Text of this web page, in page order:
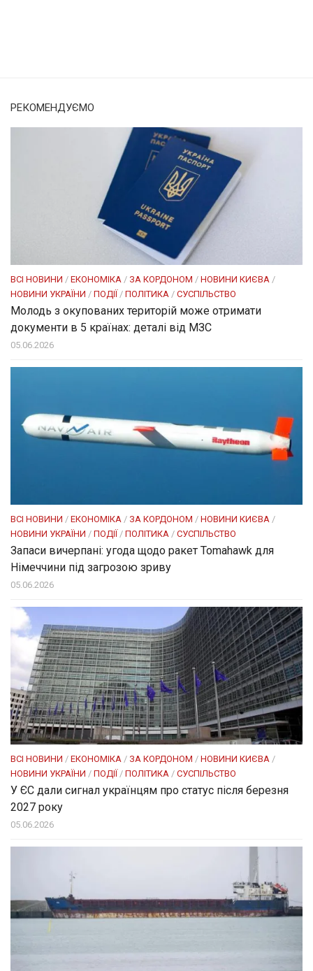
РЕКОМЕНДУЄМО
ВСІ НОВИНИ / ЕКОНОМІКА / ЗА КОРДОНОМ / НОВИНИ КИЄВА /
НОВИНИ УКРАЇНИ / ПОДІЇ / ПОЛІТИКА / СУСПІЛЬСТВО
Молодь з окупованих територій може отримати
документи в 5 країнах: деталі від МЗС
05.06.2026
ВСІ НОВИНИ / ЕКОНОМІКА / ЗА КОРДОНОМ / НОВИНИ КИЄВА /
НОВИНИ УКРАЇНИ / ПОДІЇ/ ПОЛІТИКА / СУСПІЛЬСТВО
Запаси вичерпані: угода щодо ракет Tomahawk для
Німеччини під загрозою зриву
05.06.2026
ВСІ НОВИНИ / ЕКОНОМІКА / ЗА КОРДОНОМ / НОВИНИ КИЄВА /
НОВИНИ УКРАЇНИ / ПОДІЇ/ ПОЛІТИКА / СУСПІЛЬСТВО
У ЄС дали сигнал українцям про статус після березня
2027 року
05.06.2026